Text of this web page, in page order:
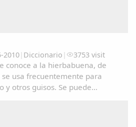
2010| Diccionario | 3753 visit
conoce a la hierbabuena, de
usa frecuentemente para
y otros guisos. Se puede